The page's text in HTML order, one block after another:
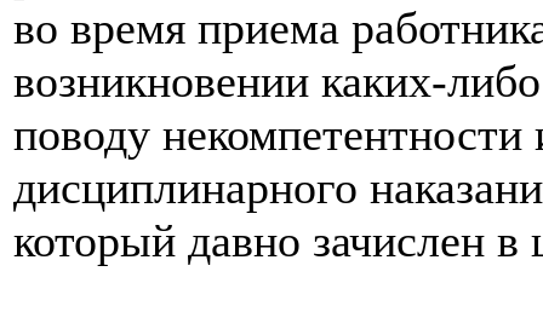
во время приема
возникновении каких-
поводу некомпетентности
дисциплинарного
который давно зачислен в